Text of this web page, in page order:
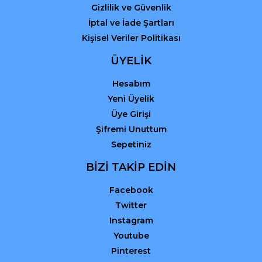
Gizlilik ve Güvenlik
İptal ve İade Şartları
Kişisel Veriler Politikası
ÜYELİK
Hesabım
Yeni Üyelik
Üye Girişi
Şifremi Unuttum
Sepetiniz
BİZİ TAKİP EDİN
Facebook
Twitter
Instagram
Youtube
Pinterest